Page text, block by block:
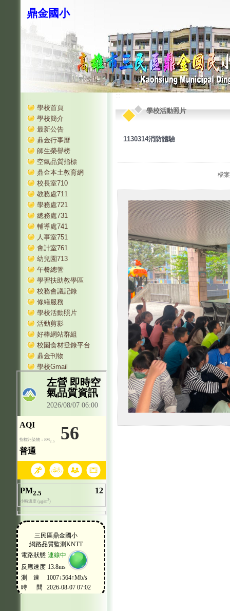
鼎金國小
:::
學校首頁
學校簡介
最新公告
鼎金行事曆
師生榮譽榜
空氣品質指標
鼎金本土教育網
校長室710
教務處711
學務處721
總務處731
輔導處741
人事室751
會計室761
幼兒園713
午餐總管
學習扶助教學區
校務會議記錄
修繕服務
學校活動照片
活動剪影
好棒網站群組
校園食材登錄平台
鼎金刊物
學校Gmail
:::
學校活動照片
1130314消防體驗
檔